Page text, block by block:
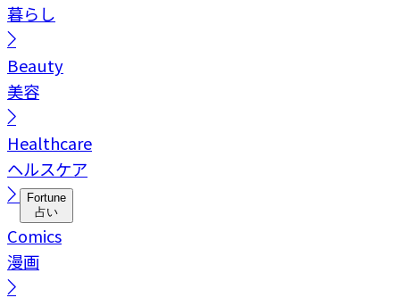
暮らし
Beauty
美容
Healthcare
ヘルスケア
Fortune
占い
Comics
漫画